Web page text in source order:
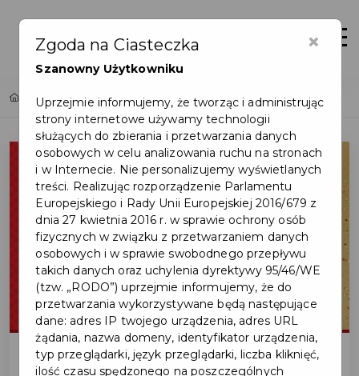
Zaloguj
Home Lista aktualności Loteria PIT czas start!
×
Zgoda na Ciasteczka
Szanowny Użytkowniku
Uprzejmie informujemy, że tworząc i administrując
strony internetowe używamy technologii
służących do zbierania i przetwarzania danych
osobowych w celu analizowania ruchu na stronach
i w Internecie. Nie personalizujemy wyświetlanych
treści. Realizując rozporządzenie Parlamentu
Europejskiego i Rady Unii Europejskiej 2016/679 z
dnia 27 kwietnia 2016 r. w sprawie ochrony osób
fizycznych w związku z przetwarzaniem danych
osobowych i w sprawie swobodnego przepływu
takich danych oraz uchylenia dyrektywy 95/46/WE
(tzw. „RODO”) uprzejmie informujemy, że do
przetwarzania wykorzystywane będą następujące
dane: adres IP twojego urządzenia, adres URL
żądania, nazwa domeny, identyfikator urządzenia,
typ przeglądarki, język przeglądarki, liczba kliknięć,
ilość czasu spędzonego na poszczególnych